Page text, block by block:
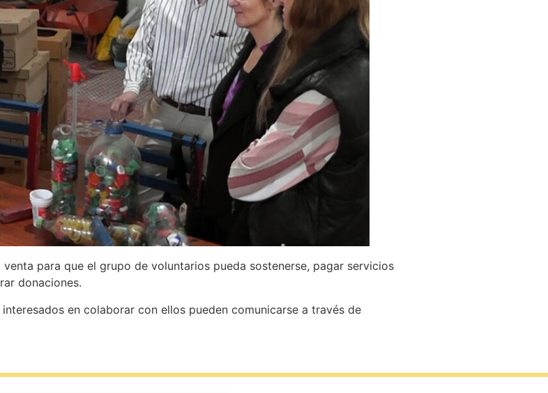
para que el grupo de voluntarios pueda sostenerse, pagar servicios
donaciones.
en colaborar con ellos pueden comunicarse a través de